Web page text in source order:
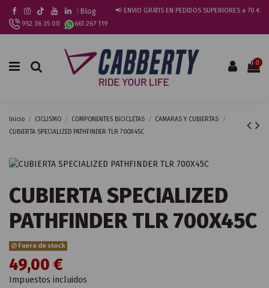
Blog
📢 ENVIO GRATIS EN PEDIDOS SUPERIORES a 70 €
952 36 35 00
661 267 119
0
Inicio CICLISMO COMPONENTES BICICLETAS
CAMARAS Y CUBIERTAS
CUBIERTA SPECIALIZED PATHFINDER TLR 700X45C
CUBIERTA SPECIALIZED
PATHFINDER TLR 700X45C
Fuera de stock
49,00 €
Impuestos incluidos